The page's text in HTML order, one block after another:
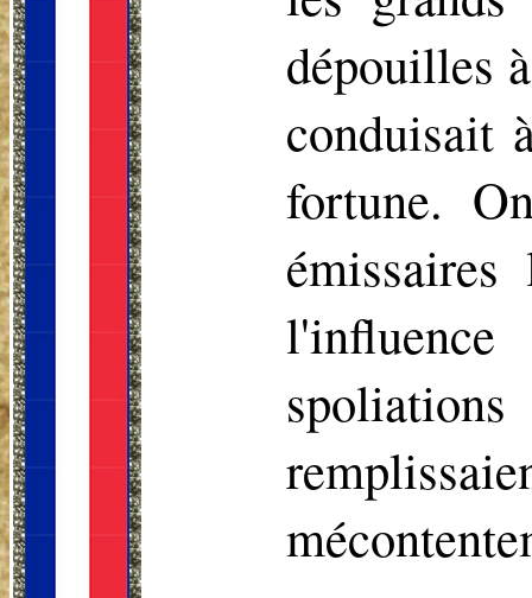
dépouilles
conduisait
fortune.